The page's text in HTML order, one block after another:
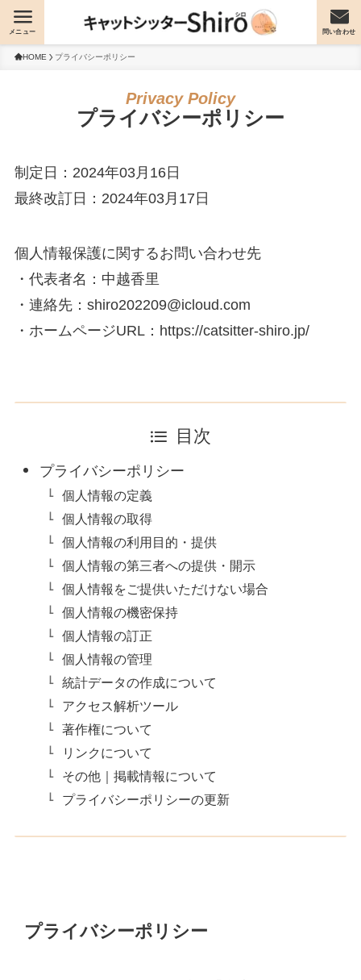
問い合わせ
メニュー
HOME プライバシーポリシー
プライバシーポリシー
制定日：2024年03月16日
最終改訂日：2024年03月17日
個人情報保護に関するお問い合わせ先
・代表者名：中越香里
・連絡先：shiro202209@icloud.com
・ホームページURL：https://catsitter-shiro.jp/
目次
プライバシーポリシー
個人情報の定義
個人情報の取得
個人情報の利用目的・提供
個人情報の第三者への提供・開示
個人情報をご提供いただけない場合
個人情報の機密保持
個人情報の訂正
個人情報の管理
統計データの作成について
アクセス解析ツール
著作権について
リンクについて
その他｜掲載情報について
プライバシーポリシーの更新
プライバシーポリシー